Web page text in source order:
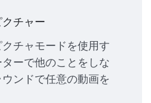
チャー
チャモードを使用す
ーで他のことをしな
ンドで任意の動画を